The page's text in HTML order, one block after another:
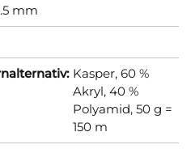
mm
Kasper, 60 %
Akryl, 40 %
Polyamid, 50 g =
150 m